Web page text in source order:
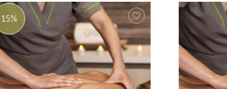
15%
Agregar
a la lista
de
deseos